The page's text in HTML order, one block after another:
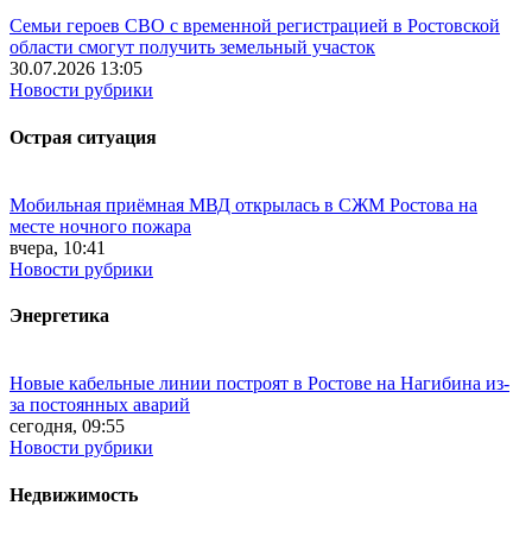
Семьи героев СВО с временной регистрацией в Ростовской
области смогут получить земельный участок
30.07.2026 13:05
Новости рубрики
Острая ситуация
Мобильная приёмная МВД открылась в СЖМ Ростова на
месте ночного пожара
вчера, 10:41
Новости рубрики
Энергетика
Новые кабельные линии построят в Ростове на Нагибина из-
за постоянных аварий
сегодня, 09:55
Новости рубрики
Недвижимость